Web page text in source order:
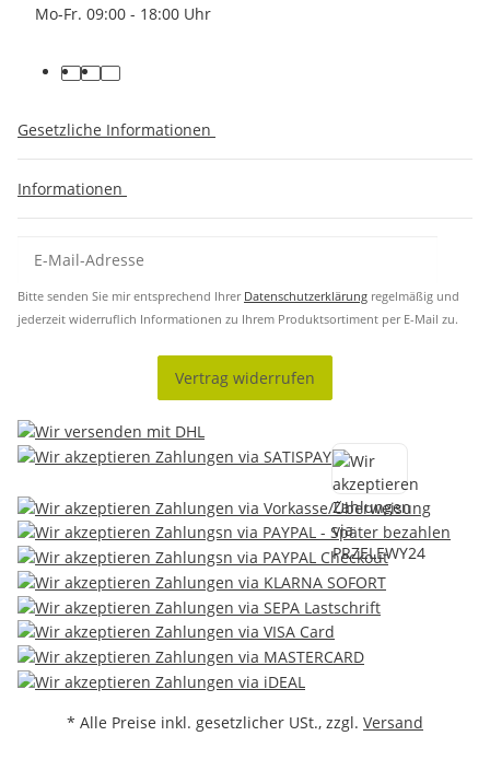
Mo-Fr. 09:00 - 18:00 Uhr
Gesetzliche Informationen
Informationen
Bitte senden Sie mir entsprechend Ihrer Datenschutzerklärung regelmäßig und
jederzeit widerruflich Informationen zu Ihrem Produktsortiment per E-Mail zu.
Vertrag widerrufen
* Alle Preise inkl. gesetzlicher USt., zzgl. Versand